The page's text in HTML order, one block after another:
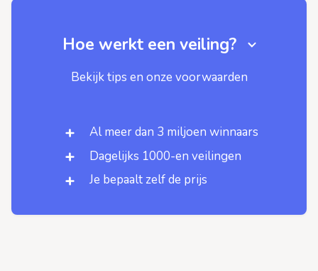
Hoe werkt een veiling?
Bekijk tips en onze voorwaarden
Al meer dan 3 miljoen winnaars
Dagelijks 1000-en veilingen
Je bepaalt zelf de prijs